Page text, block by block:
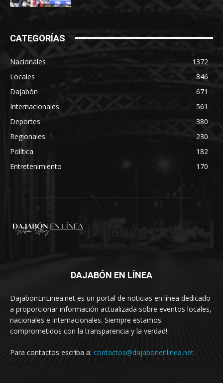
CATEGORÍAS
Nacionales
1372
Locales
846
Dajabón
671
Internacionales
561
Deportes
380
Regionales
230
Política
182
Entretenimiento
170
DAJABÓN EN LÍNEA
DajabonEnLinea.net es un portal de noticias en línea dedicado
a proporcionar información actualizada sobre eventos locales,
nacionales e internacionales. Siempre estamos
comprometidos con la transparencia y la verdad!
Para contactos escriba a: contactos@dajabonenlinea.net